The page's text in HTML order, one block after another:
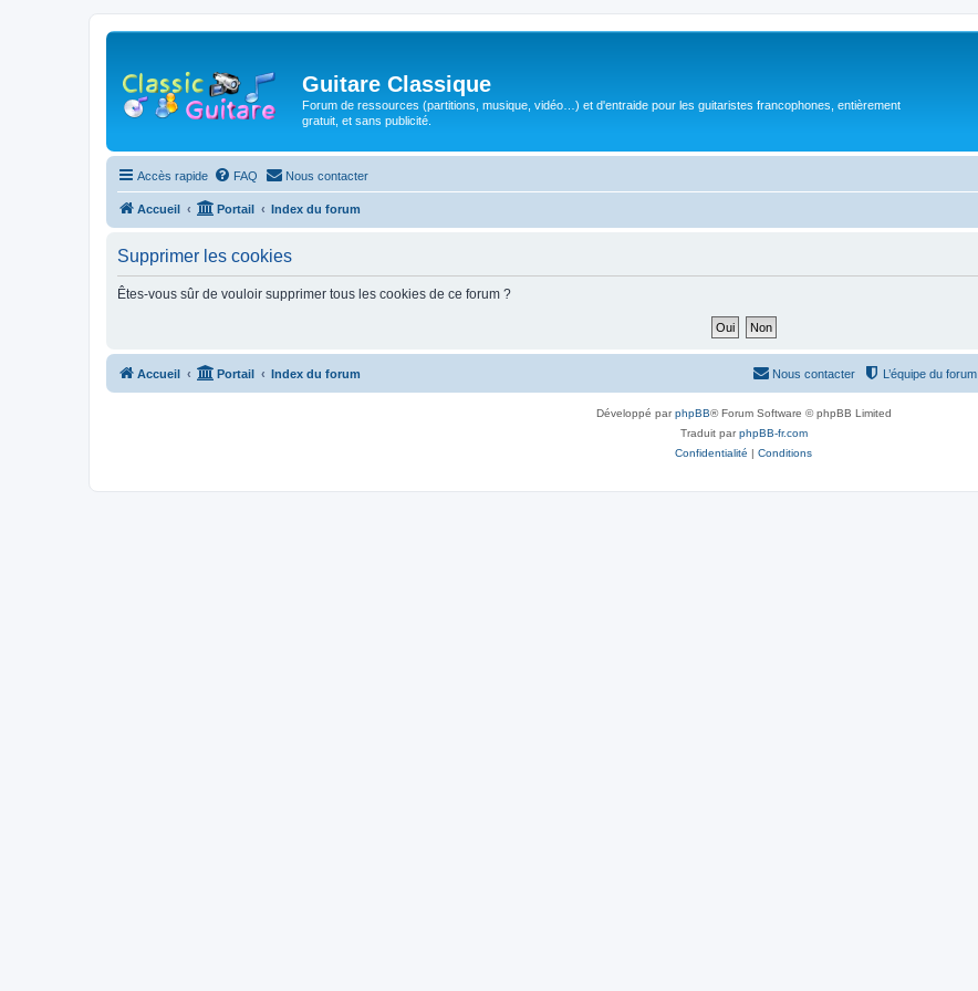
Guitare Classique
Forum de ressources (partitions, musique, vidéo…) et d'entraide pour les guitaristes francophones, entièrement
gratuit, et sans publicité.
Accès rapide FAQ Nous contacter
Accueil Portail Index du forum
Supprimer les cookies
Êtes-vous sûr de vouloir supprimer tous les cookies de ce forum ?
Accueil Portail Index du forum L’équipe du forum
Nous contacter
Développé parphpBB® Forum Software © phpBB Limited
Traduit parphpBB-fr.com
Confidentialité | Conditions